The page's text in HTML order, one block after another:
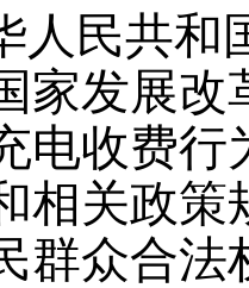
人民共和
家发展改
电收费
相关政
群众合法